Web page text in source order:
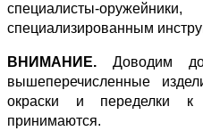
специалисты-
специализированным
ВНИМАНИЕ. Доводим
вышеперечисленные
окраски и переделки
принимаются.